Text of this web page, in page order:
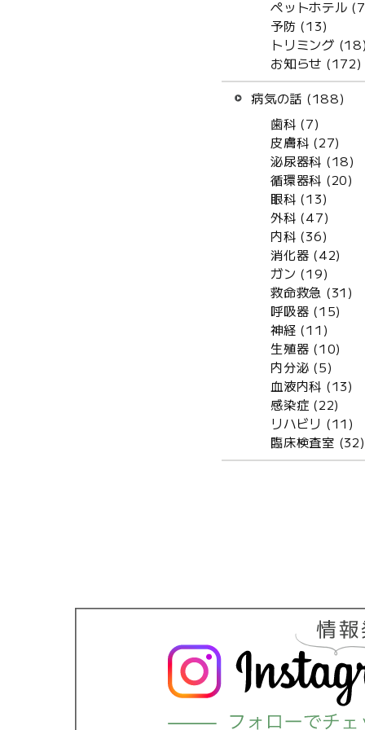
ペットホテル
予防 (13)
トリミング
お知らせ (172)
病気の話 (188)
歯科 (7)
皮膚科 (27)
泌尿器科 (18)
循環器科 (20)
眼科 (13)
外科 (47)
内科 (36)
消化器 (42)
ガン (19)
救命救急 (31)
呼吸器 (15)
神経 (11)
生殖器 (10)
内分泌 (5)
血液内科 (13)
感染症 (22)
リハビリ (11)
臨床検査室 (32)